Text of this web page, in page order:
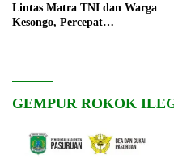
Lintas Matra TNI dan Warga
Kesongo, Percepat
GEMPUR ROKOK